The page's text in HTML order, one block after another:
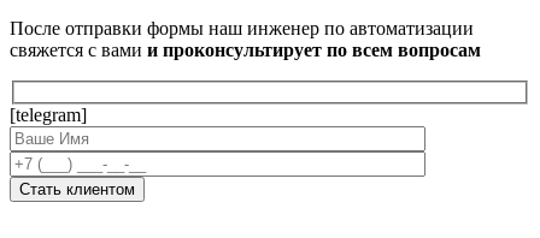
После отправки формы наш инженер по автоматизации
свяжется с вами и проконсультирует по всем вопросам
[telegram]